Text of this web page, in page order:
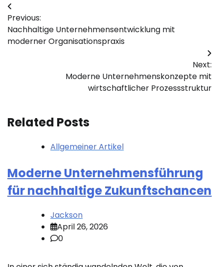
Post
navigation
Previous:
Nachhaltige Unternehmensentwicklung mit
moderner Organisationspraxis
Next:
Moderne Unternehmenskonzepte mit
wirtschaftlicher Prozessstruktur
Related Posts
Allgemeiner Artikel
Moderne Unternehmensführung
für nachhaltige Zukunftschancen
Jackson
April 26, 2026
0